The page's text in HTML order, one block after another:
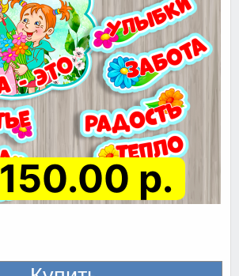
150.00 р.